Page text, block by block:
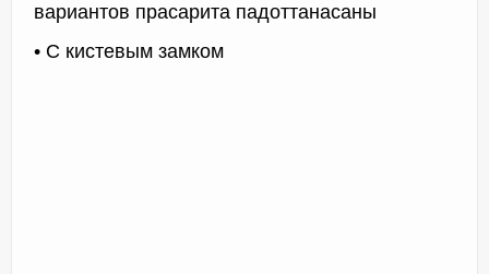
вариантов прасарита падоттанасаны
• С кистевым замком